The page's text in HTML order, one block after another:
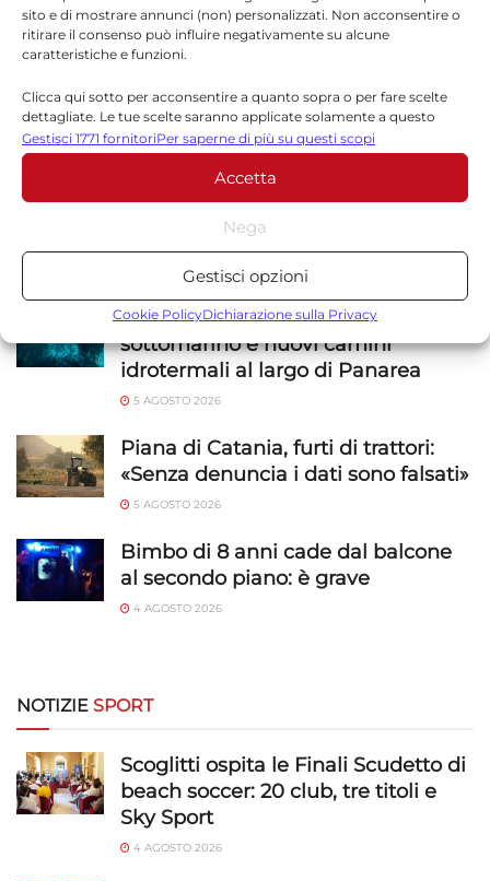
sito e di mostrare annunci (non) personalizzati. Non acconsentire o
ritirare il consenso può influire negativamente su alcune
caratteristiche e funzioni.
Clicca qui sotto per acconsentire a quanto sopra o per fare scelte
dettagliate. Le tue scelte saranno applicate solamente a questo
sito. È possibile modificare le impostazioni in qualsiasi momento,
compreso il ritiro del consenso, utilizzando i pulsanti della Cookie
Policy o cliccando sul pulsante di gestione del consenso nella parte
inferiore dello schermo.
Statistiche
Archiviare informazioni su dispositivo e/o accedervi, Misurare le
prestazioni degli annunci, Misurare le prestazioni dei contenuti,
combinazione di dati provenienti da fonti diverse.
Archiviare informazioni su dispositivo e/o accedervi, Utilizzare
dati limitati per la selezione della pubblicità, Creare profili per la
pubblicità personalizzata, Utilizzare profili per la selezione di
dei contenuti, Utilizzare profili per la selezione di contenuti
personalizzati, Sviluppare e migliorare i servizi, Utilizzare dati
limitati per la selezione dei contenuti.
fonti di dati, Collegare diversi dispositivi,
Identificare i dispositivi in base alle informazioni
trasmesse automaticamente.
Utilizzare dati di geolocalizzazione precisi,
Riconoscere i dispositivi in base a informazioni
Gestisci 1771 fornitoriPer saperne di più su questi scopi
Accetta
Nega
Gestisci opzioni
Cookie PolicyDichiarazione sulla Privacy
NOTIZIESICILIA
Scoperto un grande cratere
sottomarino e nuovi camini
idrotermali al largo di Panarea
5 AGOSTO 2026
Piana di Catania, furti di trattori:
«Senza denuncia i dati sono falsati»
5 AGOSTO 2026
Bimbo di 8 anni cade dal balcone
al secondo piano: è grave
4 AGOSTO 2026
NOTIZIE SPORT
Scoglitti ospita le Finali Scudetto di
beach soccer: 20 club, tre titoli e
Sky Sport
4 AGOSTO 2026